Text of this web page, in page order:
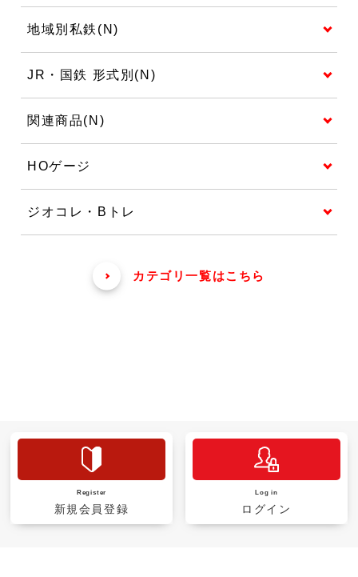
地域別私鉄(N)
JR・国鉄 形式別(N)
関連商品(N)
HOゲージ
ジオコレ・Bトレ
カテゴリ一覧はこちら
Register
新規会員登録
Log in
ログイン